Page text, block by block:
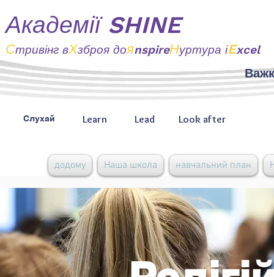
Академії SHINE
Стривінг вХзброя дояnspireНуртура іExcel
Слухай Learn Lead Look after
додому Наша школа навчальний план